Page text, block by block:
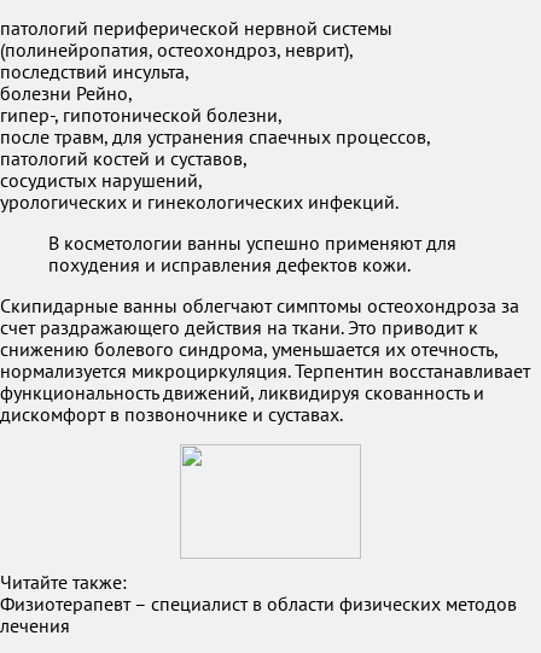
патологий периферической нервной системы
(полинейропатия, остеохондроз, неврит),
последствий инсульта,
болезни Рейно,
гипер-, гипотонической болезни,
после травм, для устранения спаечных процессов,
патологий костей и суставов,
сосудистых нарушений,
урологических и гинекологических инфекций.
В косметологии ванны успешно применяют для
похудения и исправления дефектов кожи.
Скипидарные ванны облегчают симптомы остеохондроза за
счет раздражающего действия на ткани. Это приводит к
снижению болевого синдрома, уменьшается их отечность,
нормализуется микроциркуляция. Терпентин восстанавливает
функциональность движений, ликвидируя скованность и
дискомфорт в позвоночнике и суставах.
Читайте также:
Физиотерапевт – специалист в области физических методов
лечения